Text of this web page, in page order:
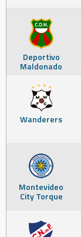
Deportivo
Maldonado
Wanderers
Montevideo
City Torque